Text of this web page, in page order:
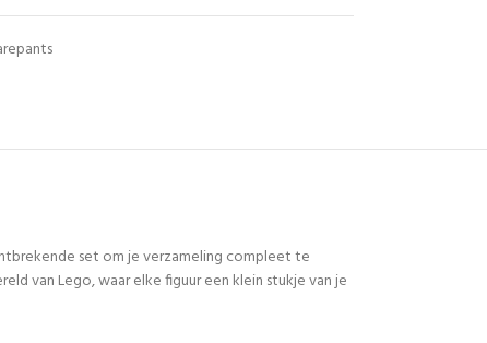
set om je verzameling compleet te
van Lego, waar elke figuur een klein stukje van je